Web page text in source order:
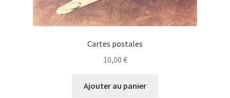
Cartes postales
10,00 €
Ajouter au panier